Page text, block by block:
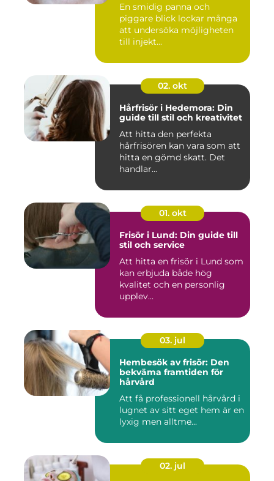
En smidig panna och
piggare blick lockar många
att undersöka möjligheten
till injekt...
02. okt
Hårfrisör i Hedemora: Din
guide till stil och kreativitet
Att hitta den perfekta
hårfrisören kan vara som att
hitta en gömd skatt. Det
handlar...
01. okt
Frisör i Lund: Din guide till
stil och service
Att hitta en frisör i Lund som
kan erbjuda både hög
kvalitet och en personlig
upplev...
03. jul
Hembesök av frisör: Den
bekväma framtiden för
hårvård
Att få professionell hårvård i
lugnet av sitt eget hem är en
lyxig men alltme...
02. jul